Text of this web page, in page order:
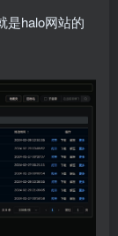
是halo网站的